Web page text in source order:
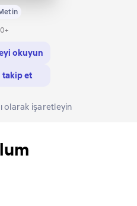
0+
okuyun
takip et
olarak işaretleyin